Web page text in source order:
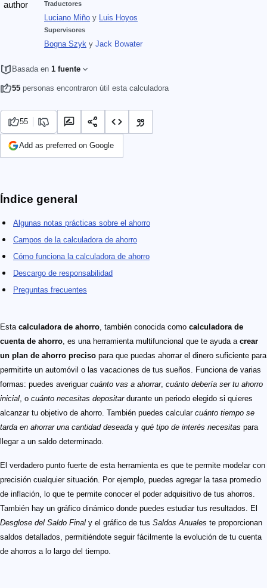
Traductores
Luciano Miño y Luis Hoyos
Supervisores
Bogna Szyk y Jack Bowater
Basada en 1 fuente
55 personas encontraron útil esta calculadora
55
Add as preferred on Google
Índice general
Algunas notas prácticas sobre el ahorro
Campos de la calculadora de ahorro
Cómo funciona la calculadora de ahorro
Descargo de responsabilidad
Preguntas frecuentes
Esta calculadora de ahorro, también conocida como calculadora de
cuenta de ahorro, es una herramienta multifuncional que te ayuda a crear
un plan de ahorro preciso para que puedas ahorrar el dinero suficiente para
permitirte un automóvil o las vacaciones de tus sueños. Funciona de varias
formas: puedes averiguar cuánto vas a ahorrar, cuánto debería ser tu ahorro
inicial, o cuánto necesitas depositardurante un periodo elegido si quieres
alcanzar tu objetivo de ahorro. También puedes calcular cuánto tiempo se
tarda en ahorrar una cantidad deseada y qué tipo de interés necesitas para
llegar a un saldo determinado.
El verdadero punto fuerte de esta herramienta es que te permite modelar con
precisión cualquier situación. Por ejemplo, puedes agregar la tasa promedio
de inflación, lo que te permite conocer el poder adquisitivo de tus ahorros.
También hay un gráfico dinámico donde puedes estudiar tus resultados. El
Desglose del Saldo Final y el gráfico de tus Saldos Anuales te proporcionan
saldos detallados, permitiéndote seguir fácilmente la evolución de tu cuenta
de ahorros a lo largo del tiempo.